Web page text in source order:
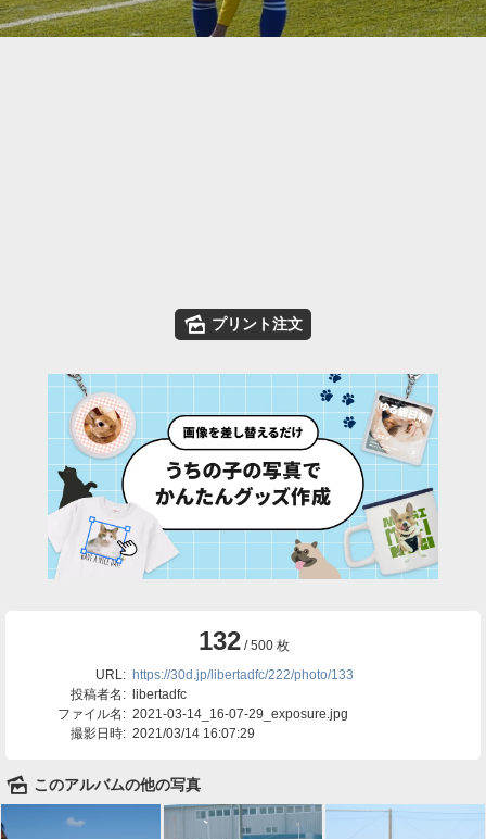
🌄 プリント注文
132/ 500 枚
URL: https://30d.jp/libertadfc/222/photo/133
投稿者名: libertadfc
ファイル名: 2021-03-14_16-07-29_exposure.jpg
撮影日時: 2021/03/14 16:07:29
🌄 このアルバムの他の写真